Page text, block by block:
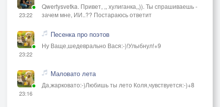
23:22
Qwertysvetka. Привет, ,, хулиганка,,)). Ты спрашиваешь -
зачем мне, ИИ..?? Постараюсь ответит
23:22
Песенка про поэтов
Ну Ваще,шедеврально Вася:-)!Улыбнул!+9
23:16
Маловато лета
Да,жарковато:-)Любишь ты лето Коля,чувствуется:-)+8